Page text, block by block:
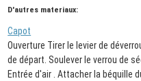
D'autres materiaux:
Capot
Ouverture Tirer le levier de
de départ. Soulever le verrou de
Entrée d'air . Attacher la béquille